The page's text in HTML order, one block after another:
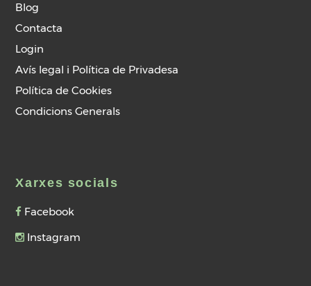
Blog
Contacta
Login
Avís legal i Política de Privadesa
Política de Cookies
Condicions Generals
Xarxes socials
Facebook
Instagram